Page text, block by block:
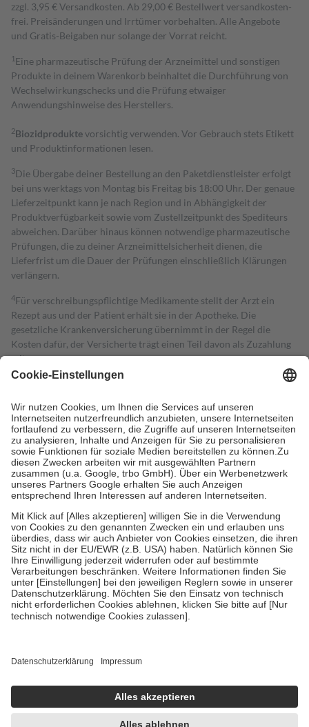
zzgl. 3,95 € Versandkosten. Ab 29,00 € Bestell­wert versand­kosten­
frei. Preisänderungen und Irrtümer vorbehalten. Alle Angebote
und Gratis-Beigaben nur solange der Vorrat reicht.
1 Eine pharmazeutische Prüfung der Arzneimittel und sonstigen
Produkte in deinem Warenkorb beinhaltet die Durchführung von
Wechselwirkungschecks und die Prüfung etwaiger
Anwendungshinweise des Herstellers.
2Biozidproduktevorsichtig verwenden. Vor Gebrauch stets Etikett
und Produktinformationen lesen.
3Die Übergabe deiner Bestellung an den Paketdienstleister erfolgt
bei uns werktags von Montag bis Freitag bis 18:00 Uhr. Der genaue
Lieferzeitpunkt kann je nach Region und in Abhängigkeit der
Produktverfügbarkeit sowie vom Zustellzeitpunkt des Spediteurs
abweichen. Darüber hinaus können notwendige pharmazeutische
Prüfungen, die zu deiner Arzneimittelsicherheit dienen, die
Lieferfrist um die Dauer der Prüfungen einschließlich Klärungen
verlängern.
4Für verschreibungspflichtige Medikamente stellt der Arzt ein
Rezept aus und der Patient erhält sie in der Apotheke. Die
gesetzliche Krankenversicherung übernimmt in der Regel die
Kosten dafür, der Versicherte trägt einen Teil davon als Zuzahlung
mit.
Grundsätzlich leisten Mitglieder Zuzahlungen in Höhe von zehn
höchstens zehn Euro.
Es sind jedoch nie mehr als die tatsächlichen
Kosten der Leistung zu entrichten.
Diese Regeln gelten grundsätzlich auch für Online-Apotheken.
Bei Heilmitteln und häuslicher Krankenpflege beträgt die
Zuzahlung zehn Prozent der Kosten sowie zehn Euro je
Verordnung.
Um das Engagement der Versicherten für ihre eigene Gesundheit zu
stärken und die besondere Stellung der Familie zu unterstützen,
fallenkeine Zuzahlungenan bei:
• Kindern und Jugendlichen bis zum vollendeten 18. Lebensjahr
mit Ausnahme der Fahrkosten
• Untersuchungen zur Vorsorge und Früherkennung, die von der
GKV getragen werden
• empfohlenen Schutzimpfungen
• Harn- und Blutteststreifen
getroffen, um sicherzustellen, dass es sich um echte Bewertungen
https://help.etrusted.com/hc/de/articles/4419944605341
Einige Bilder und Inhalte wurden unter Zuhilfenahme künstlicher